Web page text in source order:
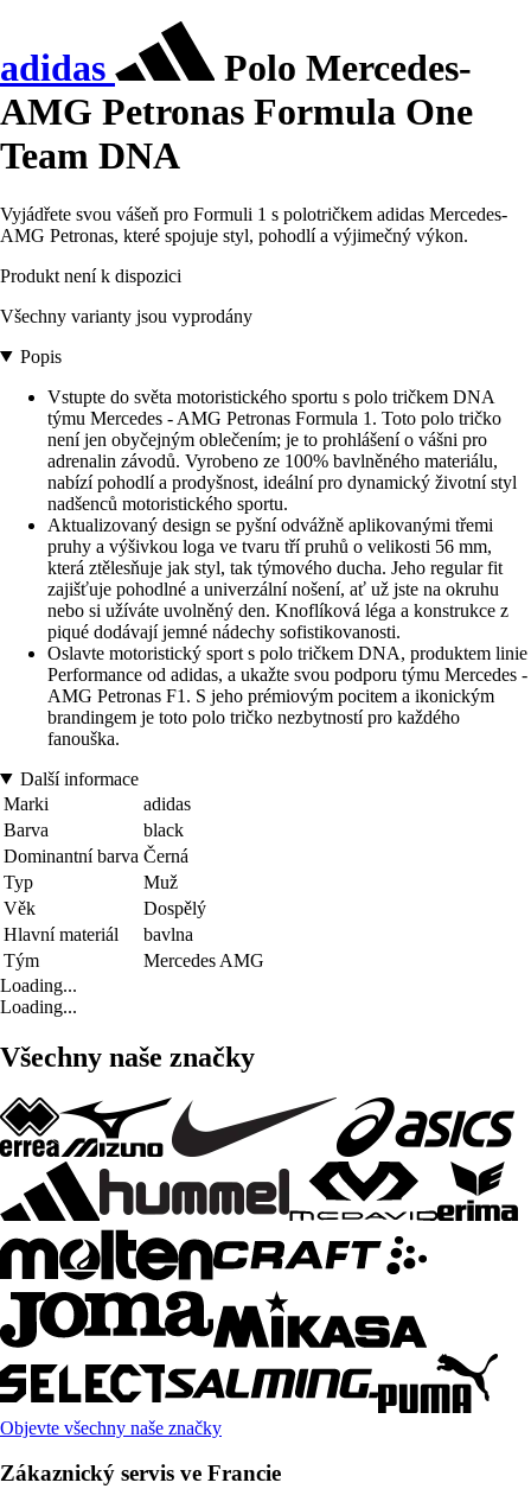
adidas
Polo Mercedes-
AMG Petronas Formula One
Team DNA
Vyjádřete svou vášeň pro Formuli 1 s polotričkem adidas Mercedes-
AMG Petronas, které spojuje styl, pohodlí a výjimečný výkon.
Produkt není k dispozici
Všechny varianty jsou vyprodány
Popis
Vstupte do světa motoristického sportu s polo tričkem DNA
týmu Mercedes - AMG Petronas Formula 1. Toto polo tričko
není jen obyčejným oblečením; je to prohlášení o vášni pro
adrenalin závodů. Vyrobeno ze 100% bavlněného materiálu,
nabízí pohodlí a prodyšnost, ideální pro dynamický životní styl
nadšenců motoristického sportu.
Aktualizovaný design se pyšní odvážně aplikovanými třemi
pruhy a výšivkou loga ve tvaru tří pruhů o velikosti 56 mm,
která ztělesňuje jak styl, tak týmového ducha. Jeho regular fit
zajišťuje pohodlné a univerzální nošení, ať už jste na okruhu
nebo si užíváte uvolněný den. Knoflíková léga a konstrukce z
piqué dodávají jemné nádechy sofistikovanosti.
Oslavte motoristický sport s polo tričkem DNA, produktem linie
Performance od adidas, a ukažte svou podporu týmu Mercedes -
AMG Petronas F1. S jeho prémiovým pocitem a ikonickým
brandingem je toto polo tričko nezbytností pro každého
fanouška.
Další informace
Marki
adidas
Barva
black
Dominantní barva Černá
Typ
Muž
Věk
Dospělý
Hlavní materiál
bavlna
Tým
Mercedes AMG
Loading...
Loading...
Všechny naše značky
Objevte všechny naše značky
Zákaznický servis ve Francie